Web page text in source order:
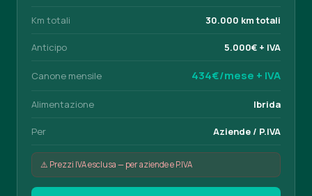
Km totali 30.000 km totali
Anticipo 5.000€ + IVA
Canone mensile 434€/mese + IVA
Alimentazione Ibrida
Per Aziende / P.IVA
⚠️ Prezzi IVA esclusa — per aziende e P.IVA